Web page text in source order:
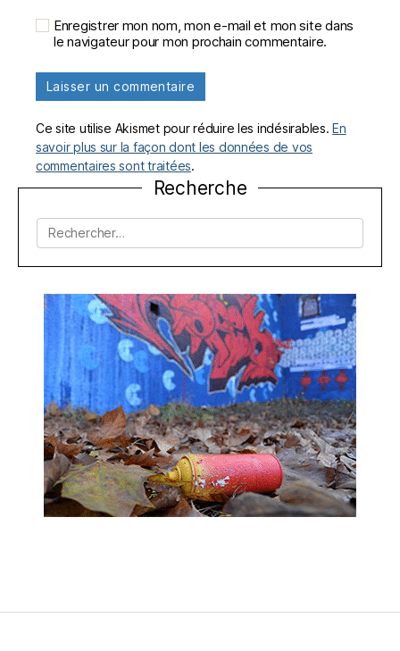
Enregistrer mon nom, mon e-mail et mon site dans
le navigateur pour mon prochain commentaire.
Ce site utilise Akismet pour réduire les indésirables.En
savoir plus sur la façon dont les données de vos
commentaires sont traitées.
Recherche
Rechercher :